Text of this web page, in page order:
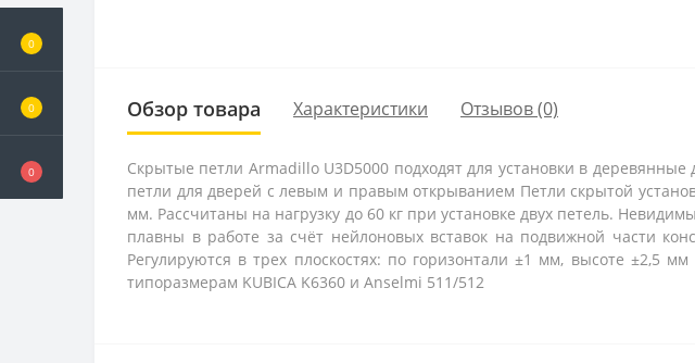
0
0
0
Обзор товара Характеристики Отзывов (0)
Скрытые петли Armadillo U3D5000 подходят для установки в
петли для дверей с левым и правым открыванием Петли скрытой
мм. Рассчитаны на нагрузку до 60 кг при установке двух петель.
плавны в работе за счёт нейлоновых вставок на подвижной части
Регулируются в трех плоскостях: по горизонтали ±1 мм, высоте ±2,5
типоразмерам KUBICA K6360 и Anselmi 511/512